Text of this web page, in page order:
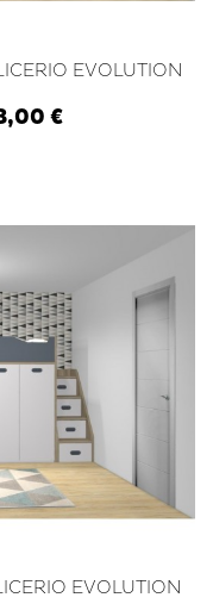
EVOLUTION
€
EVOLUTION